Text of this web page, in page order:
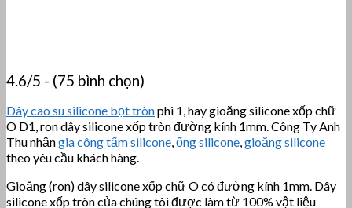
4.6/5 - (75 bình chọn)
Dây cao su silicone bọt trònphi 1, hay gioăng silicone xốp chữ
O D1, ron dây silicone xốp tròn đường kính 1mm. Công Ty Anh
Thu nhậngia côngtấm silicone,ống silicone,gioăng silicone
theo yêu cầu khách hàng.
Gioăng (ron) dây silicone xốp chữ O có đường kính 1mm. Dây
silicone xốp tròn của chúng tôi được làm từ 100% vật liệu